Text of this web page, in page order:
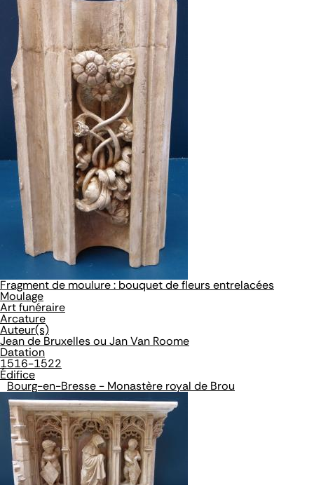
Fragment de moulure : bouquet de fleurs entrelacées
Moulage
Art funéraire
Arcature
Auteur(s)
Jean de Bruxelles ou Jan Van Roome
Datation
1516-1522
Édifice
Bourg-en-Bresse - Monastère royal de Brou